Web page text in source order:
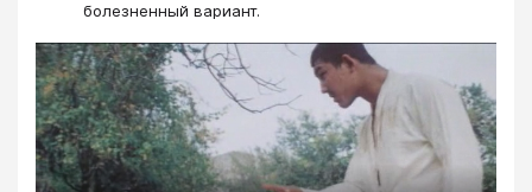
болезненный вариант.